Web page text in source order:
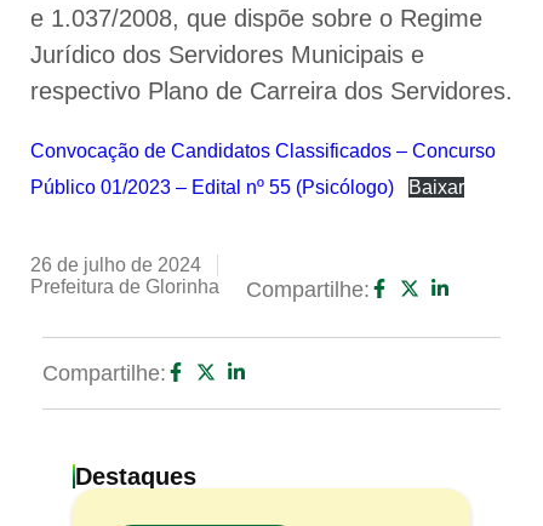
e 1.037/2008, que dispõe sobre o Regime
Jurídico dos Servidores Municipais e
respectivo Plano de Carreira dos Servidores.
Convocação de Candidatos Classificados – Concurso
Público 01/2023 – Edital nº 55 (Psicólogo)
Baixar
26 de julho de 2024
Prefeitura de Glorinha
Compartilhe:
Compartilhe:
Destaques